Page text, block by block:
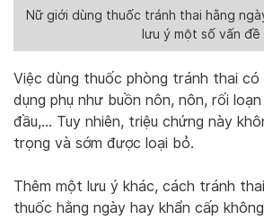
Nữ giới dùng thuốc tránh thai hằng
lưu ý một số vấn đề
Việc dùng thuốc phòng tránh thai
dụng phụ như buồn nôn, nôn, rối
đầu,… Tuy nhiên, triệu chứng này
trọng và sớm được loại bỏ.
Thêm một lưu ý khác, cách tránh
thuốc hằng ngày hay khẩn cấp